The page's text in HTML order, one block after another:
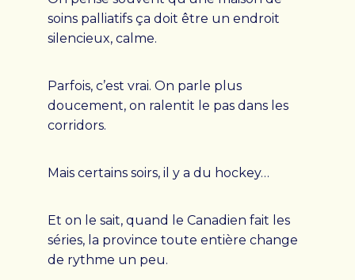
Événements de la Fondation
Événements passés
DONNER + S’IMPLIQUER
Où vont vos dons
Faire un don
Devenir bénévole
Organiser un événement
soins palliatifs ça doit être un endroit
silencieux, calme.
Parfois, c’est vrai. On parle plus
doucement, on ralentit le pas dans les
corridors.
Mais certains soirs, il y a du hockey…
Et on le sait, quand le Canadien fait les
séries, la province toute entière change
de rythme un peu.